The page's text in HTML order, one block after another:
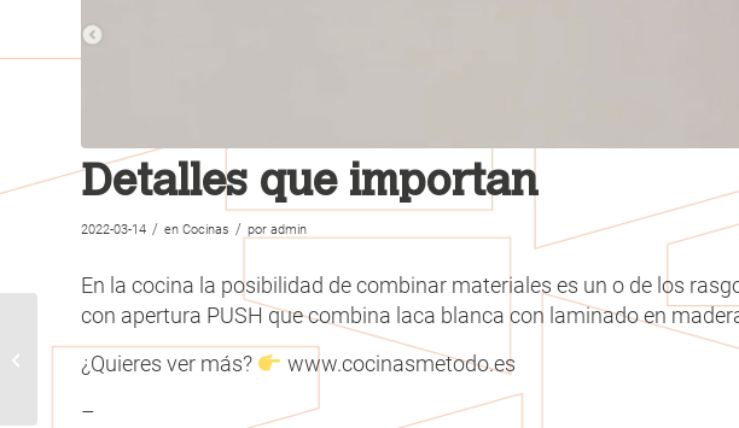
Detalles que importan
2022-03-14 / en Cocinas / por admin
En la cocina la posibilidad de combinar materiales es un o de los
con apertura PUSH que combina laca blanca con laminado en
¿Quieres ver más?
www.cocinasmetodo.es
–
Transición natural de la
cocina a la sala